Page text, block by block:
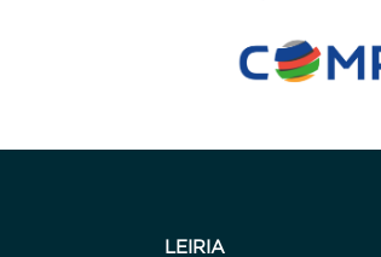
LEIRIA